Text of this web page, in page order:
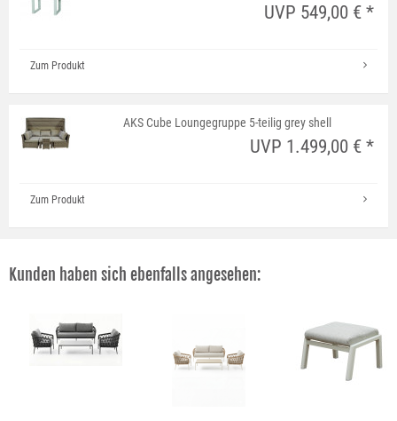
UVP 549,00 € *
Zum Produkt
AKS Cube Loungegruppe 5-teilig grey shell
UVP 1.499,00 € *
Zum Produkt
Kunden haben sich ebenfalls angesehen: